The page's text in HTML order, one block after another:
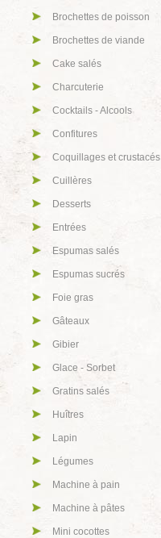
Brochettes de poisson
Brochettes de viande
Cake salés
Charcuterie
Cocktails - Alcools
Confitures
Coquillages et crustacés
Cuillères
Desserts
Entrées
Espumas salés
Espumas sucrés
Foie gras
Gâteaux
Gibier
Glace - Sorbet
Gratins salés
Huîtres
Lapin
Légumes
Machine à pain
Machine à pâtes
Mini cocottes